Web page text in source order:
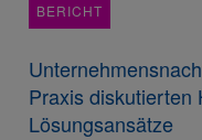
BERICHT
Praxis diskutierten
Lösungsansätze